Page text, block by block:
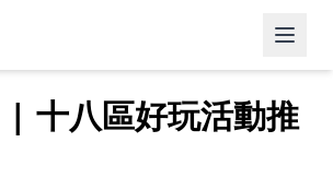
| 十八區好玩活動推